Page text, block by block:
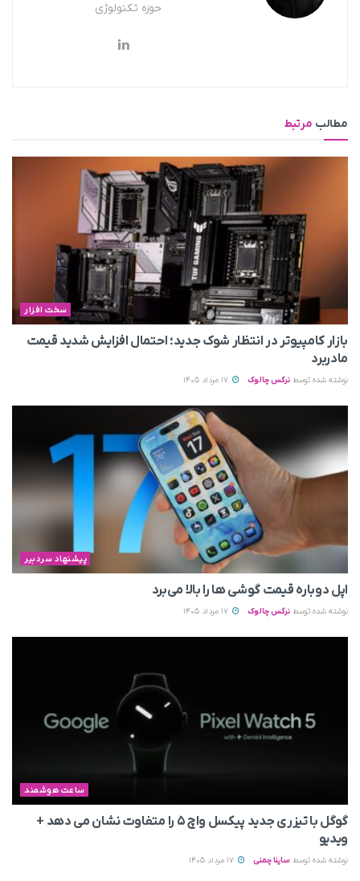
حوزه تکنولوژی
مطالب مرتبط
سخت افزار
بازار کامپیوتر در انتظار شوک جدید؛ احتمال افزایش شدید قیمت
مادربرد
نوشته شده توسط نرگس چالوک
پیشنهاد سردبیر
اپل دوباره قیمت‌ گوشی ها را بالا می‌برد
نوشته شده توسط نرگس چالوک
ساعت هوشمند
گوگل با تیزری جدید پیکسل واچ ۵ را متفاوت نشان می‌ دهد +
ویدیو
نوشته شده توسط ساینا چمنی